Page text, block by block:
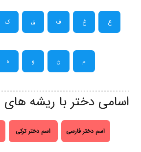
ع غ ف ق ک
م ن و ه
اسامی دختر با ریشه های
اسم دختر فارسی اسم دختر ترکی